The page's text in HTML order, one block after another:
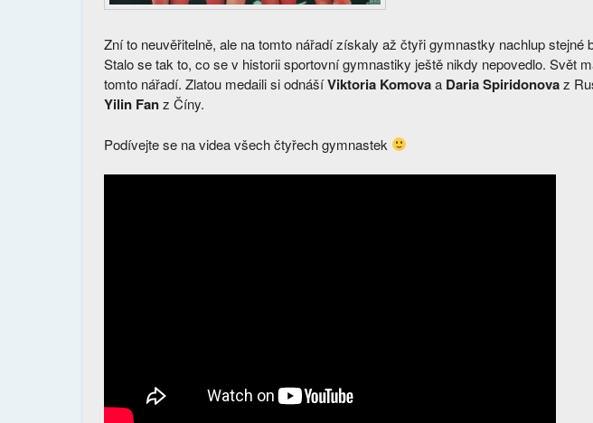
Zní to neuvěřitelně, ale na tomto nářadí získaly až čtyři gymnastky nachlup stejné
Stalo se tak to, co se v historii sportovní gymnastiky ještě nikdy nepovedlo. Svět
tomto nářadí. Zlatou medaili si odnášíViktoria Komovaa Daria Spiridonovaz
Yilin Fanz Číny.
Podívejte se na videa všech čtyřech gymnastek